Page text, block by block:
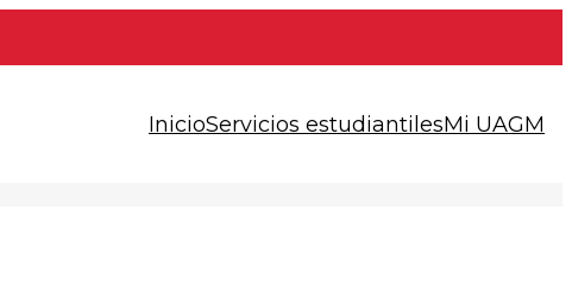
InicioServicios estudiantilesMi UAGM